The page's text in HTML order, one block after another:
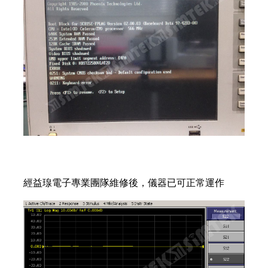
經益瑔電子專業團隊維修後，儀器已可正常運作